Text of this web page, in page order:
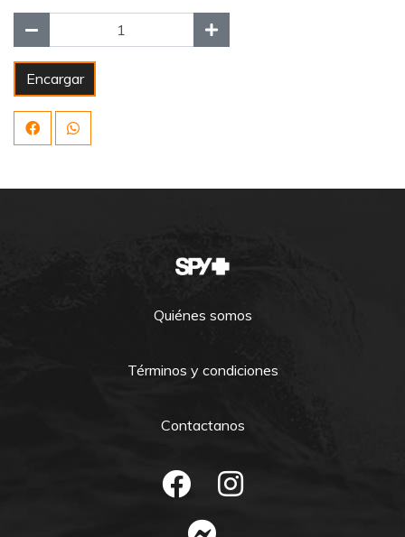
Encargar
Quiénes somos
Términos y condiciones
Contactanos